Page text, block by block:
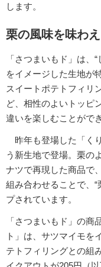
します。
栗の風味を味わ
「さつまいもド」は、
をイメージした生地が
スイートポテトフィリ
ど、相性のよいトッピ
違いを楽しむことがで
昨年も登場した「く
う新生地で登場。栗の
ナツで再現した商品で
組み合わせることで、
プされています。
「さつまいもド」の
ト」は、サツマイモを
テトフィリングとの組